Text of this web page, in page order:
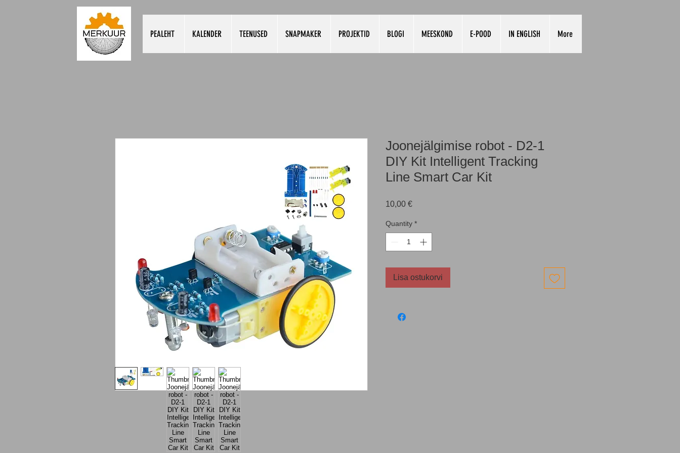
PEALEHT KALENDER TEENUSED SNAPMAKER PROJEKTID BLOGI MEESKOND E-POOD IN ENGLISH More
Joonejälgimise robot - D2-1
DIY Kit Intelligent Tracking
Line Smart Car Kit
10,00 €Price
Quantity *
Lisa ostukorvi